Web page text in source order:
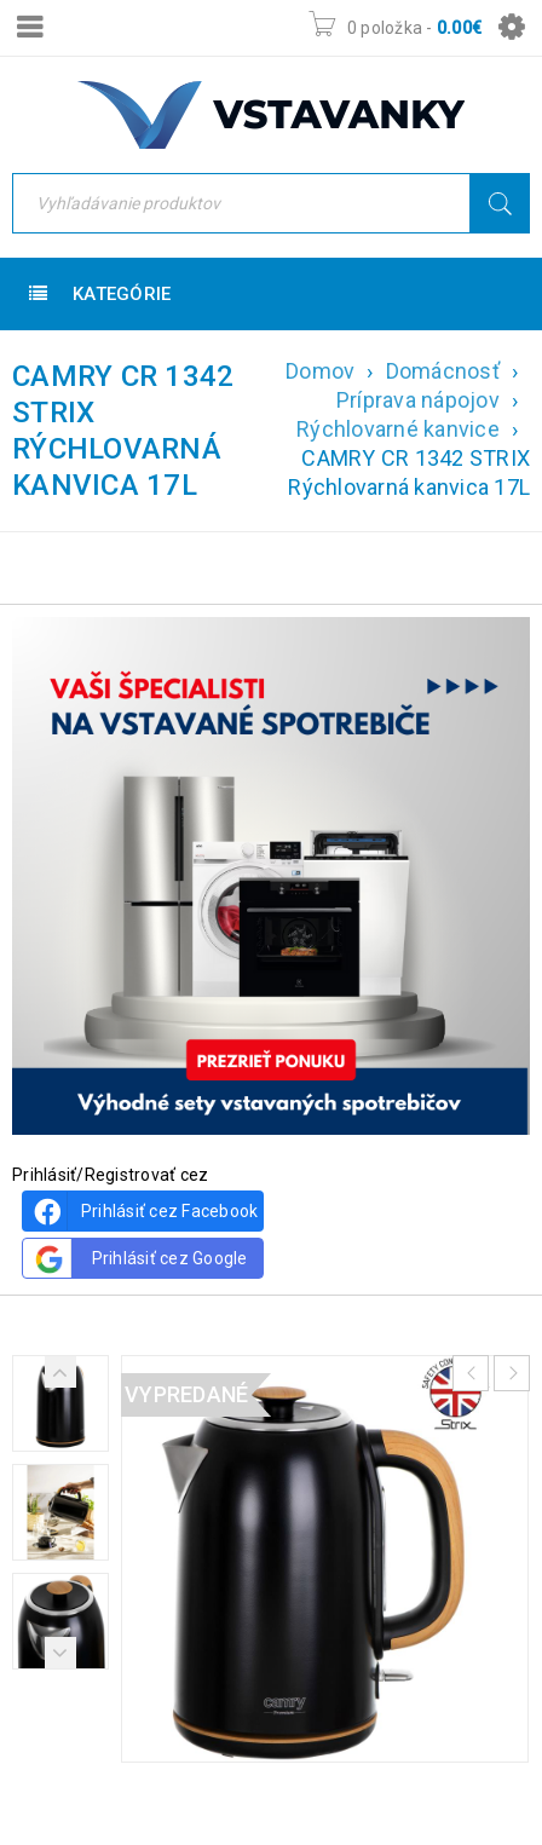
0 položka - 0.00€
KATEGÓRIE
CAMRY CR 1342
STRIX
RÝCHLOVARNÁ
KANVICA 17L
Domov › Domácnosť ›
Príprava nápojov ›
Rýchlovarné kanvice ›
CAMRY CR 1342 STRIX
Rýchlovarná kanvica 17L
Prihlásiť/Registrovať cez
Prihlásiť cez Facebook
Prihlásiť cez Google
VYPREDANÉ